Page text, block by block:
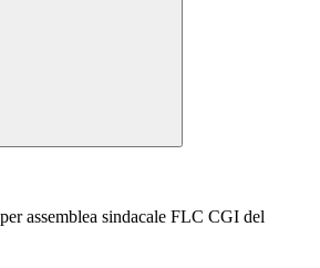
assemblea sindacale FLC CGI del